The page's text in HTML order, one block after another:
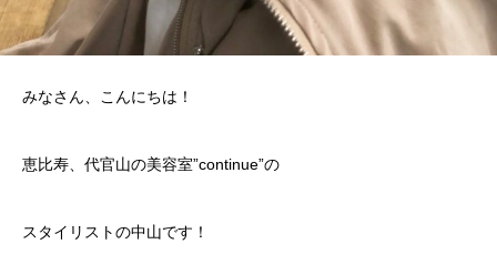
みなさん、こんにちは！
恵比寿、代官山の美容室”continue”の
スタイリストの中山です！